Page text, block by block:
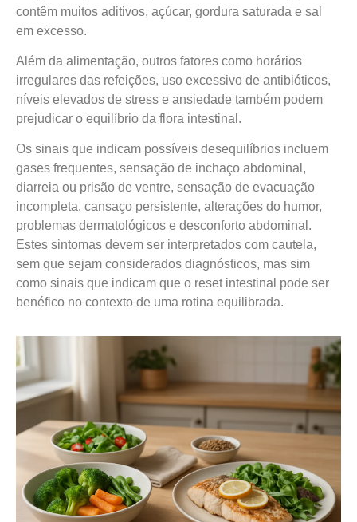
contêm muitos aditivos, açúcar, gordura saturada e sal
em excesso.
Além da alimentação, outros fatores como horários
irregulares das refeições, uso excessivo de antibióticos,
níveis elevados de stress e ansiedade também podem
prejudicar o equilíbrio da flora intestinal.
Os sinais que indicam possíveis desequilíbrios incluem
gases frequentes, sensação de inchaço abdominal,
diarreia ou prisão de ventre, sensação de evacuação
incompleta, cansaço persistente, alterações do humor,
problemas dermatológicos e desconforto abdominal.
Estes sintomas devem ser interpretados com cautela,
sem que sejam considerados diagnósticos, mas sim
como sinais que indicam que o reset intestinal pode ser
benéfico no contexto de uma rotina equilibrada.